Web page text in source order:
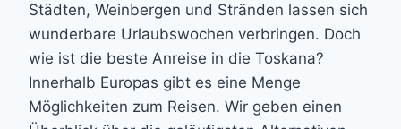
Städten, Weinbergen und Stränden lassen sich
wunderbare Urlaubswochen verbringen. Doch
wie ist die beste Anreise in die Toskana?
Innerhalb Europas gibt es eine Menge
Möglichkeiten zum Reisen. Wir geben einen